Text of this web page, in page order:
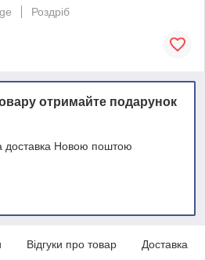
Роздріб
отримайте подарунок
доставка Новою поштою
Відгуки про товар Доставка